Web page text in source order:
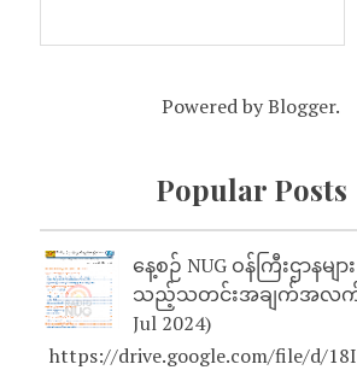
Powered byBlogger.
Popular Posts
နေ့စဉ် NUG ဝန်ကြီးဌာနမျ
သည့်သတင်းအချက်အလက်မ
Jul 2024)
https://drive.google.com/file/d/